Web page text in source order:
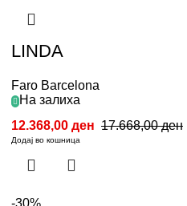
LINDA
Faro Barcelona
На залиха
17.668,00ден
12.368,00 ден
Додај во кошница